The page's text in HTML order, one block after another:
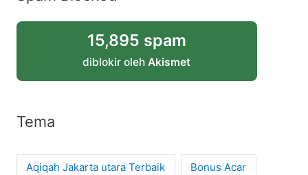
15,895 spam
diblokir oleh Akismet
Tema
Aqiqah Jakarta utara Terbaik Bonus Acar